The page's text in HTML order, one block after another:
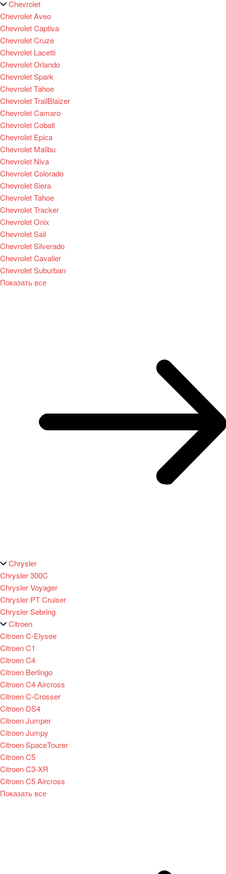
Chevrolet
Chevrolet Aveo
Chevrolet Captiva
Chevrolet Cruze
Chevrolet Lacetti
Chevrolet Orlando
Chevrolet Spark
Chevrolet Tahoe
Chevrolet TrailBlaizer
Chevrolet Camaro
Chevrolet Cobalt
Chevrolet Epica
Chevrolet Malibu
Chevrolet Niva
Chevrolet Colorado
Chevrolet Siera
Chevrolet Tahoe
Chevrolet Tracker
Chevrolet Onix
Chevrolet Sail
Chevrolet Silverado
Chevrolet Cavalier
Chevrolet Suburban
Показать все
Chrysler
Chrysler 300C
Chrysler Voyager
Chrysler PT Cruiser
Chrysler Sebring
Citroen
Citroen C-Elysee
Citroen C1
Citroen C4
Citroen Berlingo
Citroen C4 Aircross
Citroen C-Crosser
Citroen DS4
Citroen Jumper
Citroen Jumpy
Citroen SpaceTourer
Citroen C5
Citroen C3-XR
Citroen C5 Aircross
Показать все